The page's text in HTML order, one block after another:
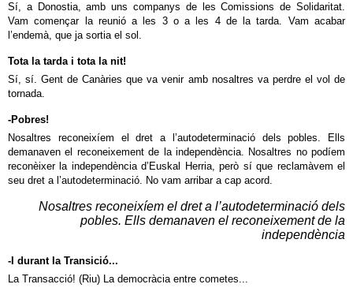
Sí, a Donostia, amb uns companys de les Comissions de Solidaritat.
Vam començar la reunió a les 3 o a les 4 de la tarda. Vam acabar
l’endemà, que ja sortia el sol.
Tota la tarda i tota la nit!
Sí, sí. Gent de Canàries que va venir amb nosaltres va perdre el vol de
tornada.
-Pobres!
Nosaltres reconeixíem el dret a l’autodeterminació dels pobles. Ells
demanaven el reconeixement de la independència. Nosaltres no podíem
reconèixer la independència d’Euskal Herria, però sí que reclamàvem el
seu dret a l’autodeterminació. No vam arribar a cap acord.
Nosaltres reconeixíem el dret a l’autodeterminació dels
pobles. Ells demanaven el reconeixement de la
independència
-I durant la Transició...
La Transacció! (Riu) La democràcia entre cometes...